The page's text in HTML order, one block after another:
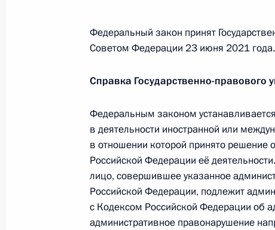
не относящегося к имуществу
1 июля 2021 года, 13:25
государств – членов ЕАЭС
1 июля 2021 года, 13:20
Подписан закон,
1 июля 2021 года, 13:15
Федеральный закон принят
Советом Федерации 23 июня 2021 года.
Справка Государственно-правового
Федеральным законом
в деятельности иностранной или
в отношении которой принято решение
Российской Федерации её
лицо, совершившее указанное
Российской Федерации, подлежит
с Кодексом Российской Федерации об
административное правонарушение